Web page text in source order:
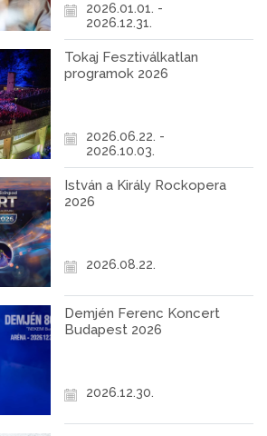
2026.01.01. -
2026.12.31.
Tokaj Fesztiválkatlan
programok 2026
2026.06.22. -
2026.10.03.
István a Király Rockopera
2026
2026.08.22.
Demjén Ferenc Koncert
Budapest 2026
2026.12.30.